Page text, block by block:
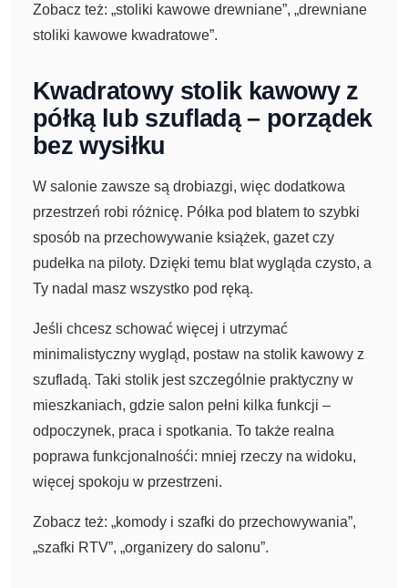
Zobacz też: „stoliki kawowe drewniane”, „drewniane
stoliki kawowe kwadratowe”.
Kwadratowy stolik kawowy z
półką lub szufladą – porządek
bez wysiłku
W salonie zawsze są drobiazgi, więc dodatkowa
przestrzeń robi różnicę. Półka pod blatem to szybki
sposób na przechowywanie książek, gazet czy
pudełka na piloty. Dzięki temu blat wygląda czysto, a
Ty nadal masz wszystko pod ręką.
Jeśli chcesz schować więcej i utrzymać
minimalistyczny wygląd, postaw na stolik kawowy z
szufladą. Taki stolik jest szczególnie praktyczny w
mieszkaniach, gdzie salon pełni kilka funkcji –
odpoczynek, praca i spotkania. To także realna
poprawa funkcjonalnośći: mniej rzeczy na widoku,
więcej spokoju w przestrzeni.
Zobacz też: „komody i szafki do przechowywania”,
„szafki RTV”, „organizery do salonu”.